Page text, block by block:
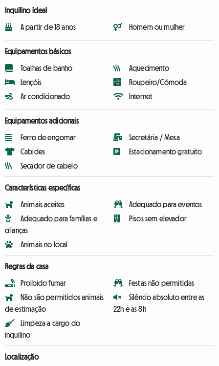
Inquilino ideal
A partir de 18 anos Homem ou mulher
Equipamentos básicos
Toalhas de banho
Lençóis
Ar condicionado
Aquecimento
Roupeiro/Cómoda
Internet
Equipamentos adicionais
Ferro de engomar
Cabides
Secador de cabelo
Secretária / Mesa
Estacionamento gratuito
Características específicas
Animais aceites
Adequado para famílias e
crianças
Animais no local
Adequado para eventos
Pisos sem elevador
Regras da casa
Proibido fumar
Não são permitidos animais
de estimação
Limpeza a cargo do
inquilino
Festas não permitidas
Silêncio absoluto entre as
22h e as 8h
Localização